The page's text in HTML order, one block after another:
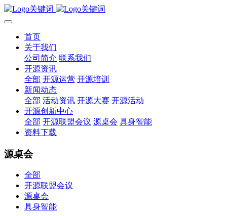
首页
关于我们
公司简介 联系我们
开源资讯
全部 开源运营 开源培训
新闻动态
全部 活动资讯 开源大赛 开源活动
开源创新中心
全部 开源联盟会议 源桌会 具身智能
资料下载
源桌会
全部
开源联盟会议
源桌会
具身智能